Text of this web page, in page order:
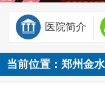
医院简介
当前位置：郑州金